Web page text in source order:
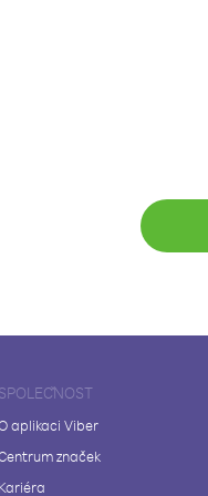
SPOLEČNOST
aplikaci Viber
značek
Kariéra